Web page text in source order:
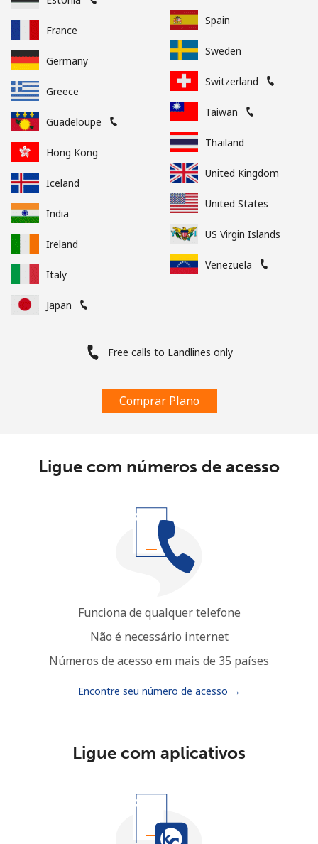
France
Germany
Greece
Guadeloupe
Hong Kong
Iceland
India
Ireland
Italy
Japan
Spain
Sweden
Switzerland
Taiwan
Thailand
United Kingdom
United States
US Virgin Islands
Venezuela
Free calls to Landlines only
Comprar Plano
Ligue com números de acesso
Funciona de qualquer telefone
Não é necessário internet
Números de acesso em mais de 35 países
Encontre seu número de acesso →
Ligue com aplicativos